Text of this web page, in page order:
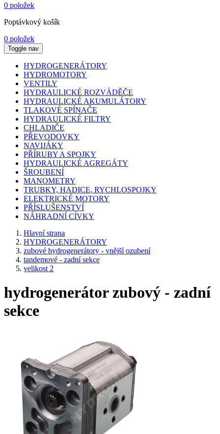
0 položek
Poptávkový košík
0 položek
Toggle nav
HYDROGENERÁTORY
HYDROMOTORY
VENTILY
HYDRAULICKÉ ROZVÁDĚČE
HYDRAULICKÉ AKUMULÁTORY
TLAKOVÉ SPÍNAČE
HYDRAULICKÉ FILTRY
CHLADIČE
PŘEVODOVKY
NAVIJÁKY
PŘÍRUBY A SPOJKY
HYDRAULICKÉ AGREGÁTY
ŠROUBENÍ
MANOMETRY
TRUBKY, HADICE, RYCHLOSPOJKY
ELEKTRICKÉ MOTORY
PŘÍSLUŠENSTVÍ
NÁHRADNÍ CÍVKY
Hlavní strana
HYDROGENERÁTORY
zubové hydrogenerátory - vnější ozubení
tandemové - zadní sekce
velikost 2
hydrogenerátor zubový - zadní
sekce